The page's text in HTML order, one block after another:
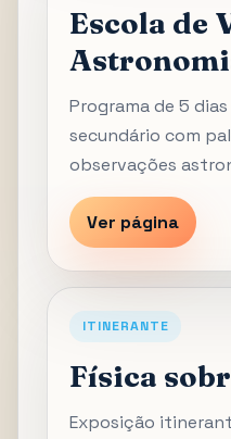
Escola de
Programa de 5
secundário com
observações
Ver página
ITINERANTE
Física
Exposição